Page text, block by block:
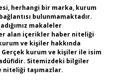
herhangi bir marka, kurum
bulunmamaktadır.
makaleler
alan içerikler haber niteliği
ve kişiler hakkında
Gerçek kurum ve kişiler ile isim
Sitemizdeki bilgiler
taşımazlar.